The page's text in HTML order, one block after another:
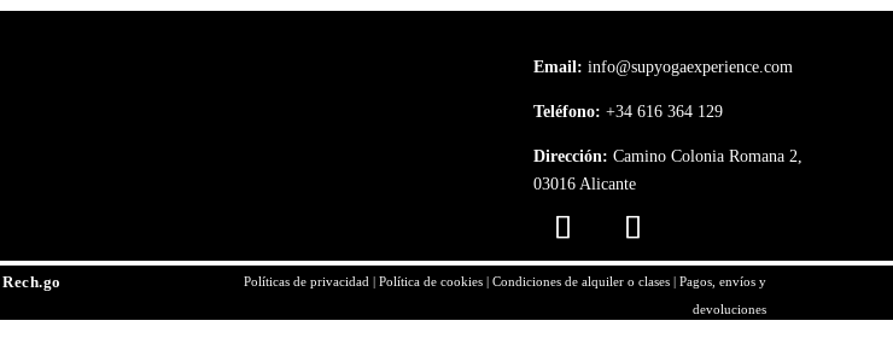
Email: info@supyogaexperience.com
Teléfono: +34 616 364 129
Dirección: Camino Colonia Romana 2,
03016 Alicante
Rech.go Políticas de privacidad | Política de cookies | Condiciones de alquiler o clases | Pagos, envíos y
devoluciones